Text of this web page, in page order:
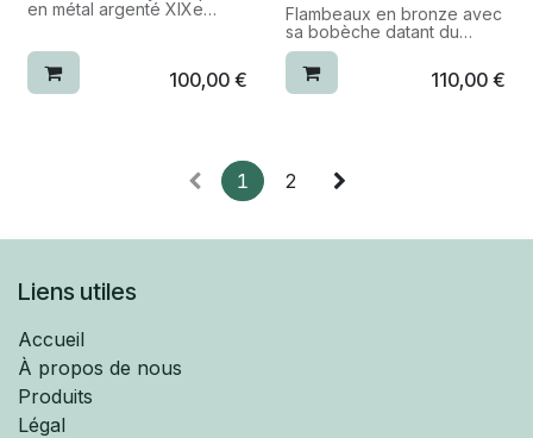
dimensions : H. 20cm
flambeaux
réf. 25008
en métal argenté XIXe
montage électrique
époque : XIXe siècle
dimensions : H. 24,5cm,
100,00€
Flambeaux en bronze avec
sa bobèche datant du
milieu du XVIIIe siècle, pied
octogonal à doucine bordé
de filets à base
matière : bronze
bon état
catégorie : bougeoirs et
110,00€
1 2
Liens utiles
Accueil
À propos de nous
Produits
Légal